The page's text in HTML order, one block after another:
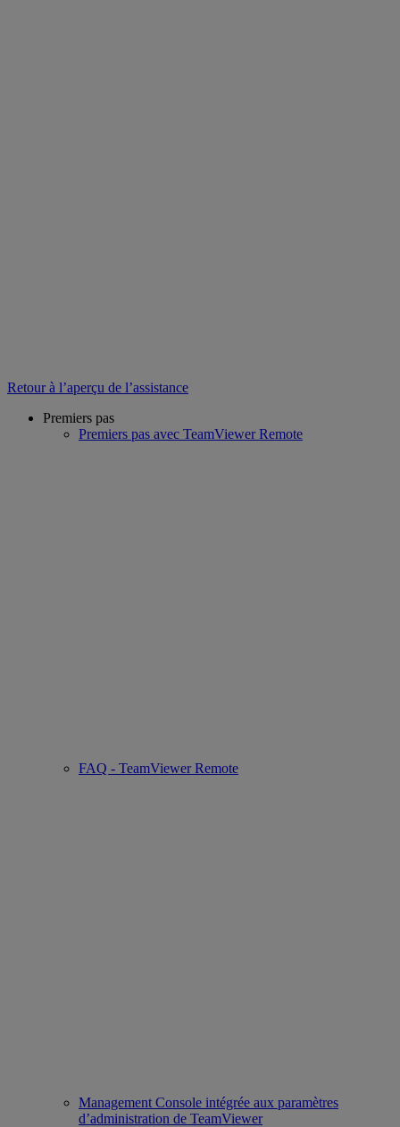
Retour à l’aperçu de l’assistance
Premiers pas
Premiers pas avec TeamViewer Remote
FAQ - TeamViewer Remote
Management Console intégrée aux paramètres
d’administration de TeamViewer